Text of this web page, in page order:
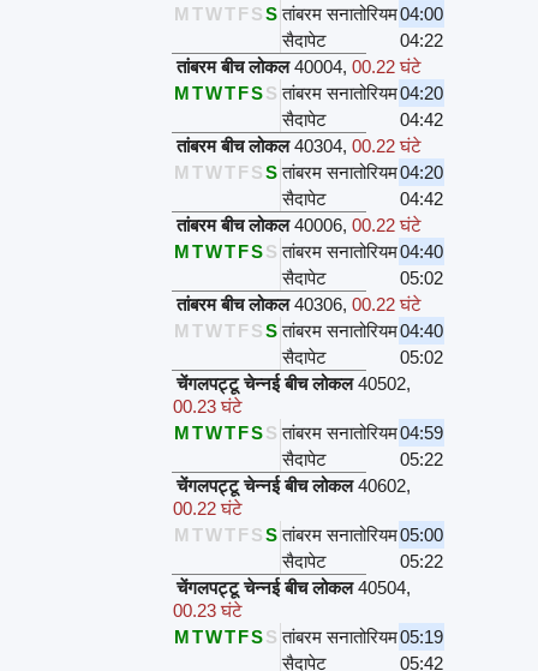
M TWTFSS तांबरम सनातोरियम04:00
सैदापेट
04:22
तांबरम बीच लोकल 40004,00.22 घंटे
MTWTFSS तांबरम सनातोरियम04:20
सैदापेट
04:42
तांबरम बीच लोकल 40304,00.22 घंटे
M TWTFSS तांबरम सनातोरियम04:20
सैदापेट
04:42
तांबरम बीच लोकल 40006,00.22 घंटे
MTWTFSS तांबरम सनातोरियम04:40
सैदापेट
05:02
तांबरम बीच लोकल 40306,00.22 घंटे
M TWTFSS तांबरम सनातोरियम04:40
सैदापेट
05:02
चेंगलपट्टू चेन्नई बीच लोकल 40502,
00.23 घंटे
MTWTFSS तांबरम सनातोरियम04:59
सैदापेट
05:22
चेंगलपट्टू चेन्नई बीच लोकल 40602,
00.22 घंटे
M TWTFSS तांबरम सनातोरियम05:00
सैदापेट
05:22
चेंगलपट्टू चेन्नई बीच लोकल 40504,
00.23 घंटे
MTWTFSS तांबरम सनातोरियम05:19
सैदापेट
05:42